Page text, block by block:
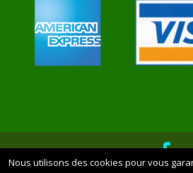
Nous utilisons des cookies pour vous